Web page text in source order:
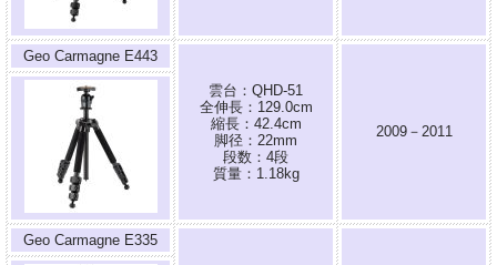
Geo Carmagne E443
雲台：QHD-51
全伸長：129.0cm
縮長：42.4cm
脚径：22mm
段数：4段
質量：1.18kg
2009－2011
Geo Carmagne E335